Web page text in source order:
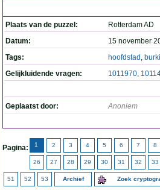
Plaats van de puzzel:
Rotterdam AD
Datum:
15 november
Tags:
hoofdstad ,
Gelijkluidende vragen:
1011970,
Geplaatst door: Anoniem
Pagina: 1 2 3 4 5 6 7 8
26 27 28 29 30 31 32 33
51 52 53 Archief Zoek